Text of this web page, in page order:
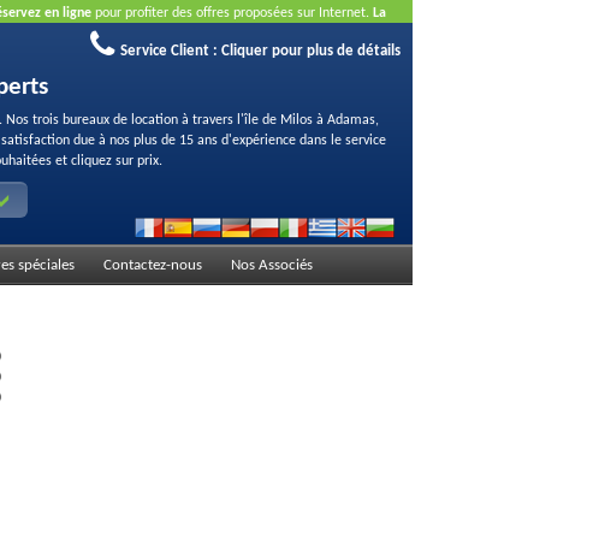
en ligne pour profiter des offres proposées sur Internet. La
Service Client : Cliquer pour plus de détails
Nos trois bureaux de location à travers l'île de Milos à Adamas,
due à nos plus de 15 ans d'expérience dans le service
et cliquez sur prix.
spéciales Contactez-nous Nos Associés